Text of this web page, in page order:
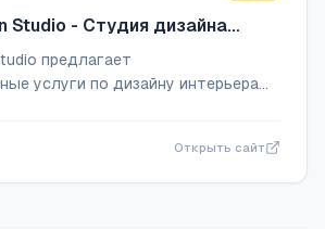
Studio - Студия дизайна
и коммерческих
предлагает
услуги по дизайну интерьера
Открыть сайт